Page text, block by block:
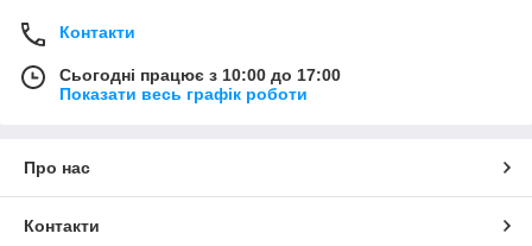
Контакти
Сьогодні працює з 10:00 до 17:00
Показати весь графік роботи
Про нас
Контакти